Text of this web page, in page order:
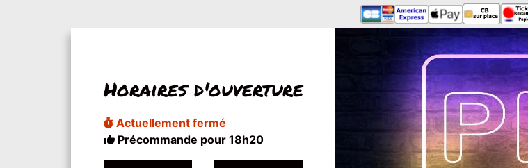
Horaires d'ouverture
Actuellement fermé
Précommande pour 18h20